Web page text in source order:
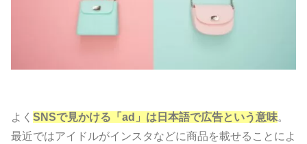
よく SNSで見かける「ad」は日本語で広告という意味。
最近ではアイドルがインスタなどに商品を載せることによ